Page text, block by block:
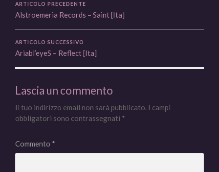
ARTICOLO PRECEDENTE
Alstroemeria Records – Saint [Ita]
ARTICOLO SUCCESSIVO
Ariabl’eyeS – Reflect [Ita]
Lascia un commento
Il tuo indirizzo email non sarà pubblicato. I campi
obbligatori sono contrassegnati *
Commento *